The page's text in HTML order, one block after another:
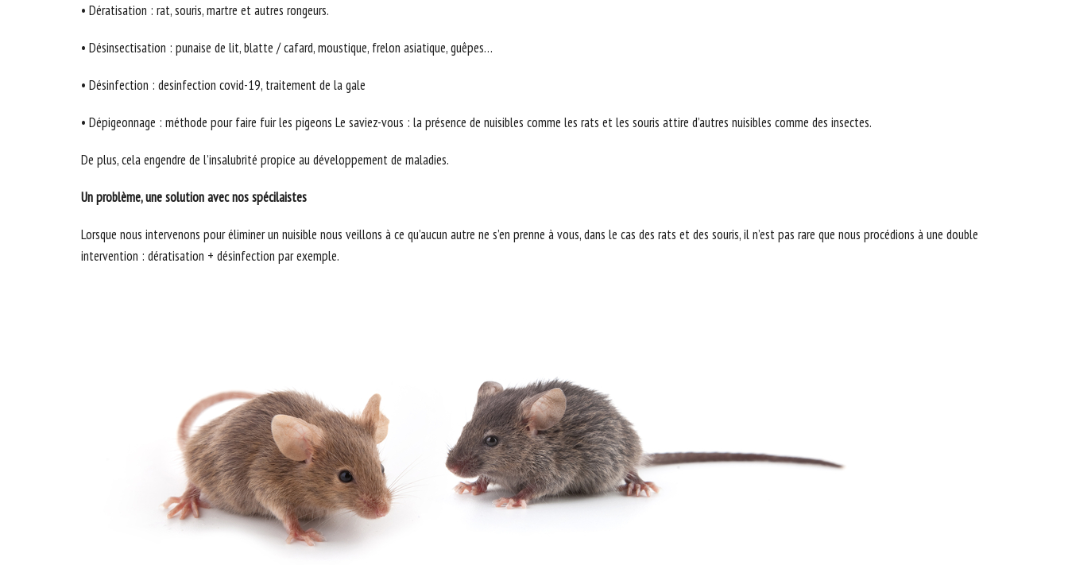
• Dératisation : rat, souris, martre et autres rongeurs.
• Désinsectisation : punaise de lit, blatte / cafard, moustique, frelon asiatique, guêpes…
• Désinfection : desinfection covid-19, traitement de la gale
• Dépigeonnage : méthode pour faire fuir les pigeons Le saviez-vous : la présence de nuisibles comme les rats et les souris attire d’autres nuisibles comme des insectes.
De plus, cela engendre de l’insalubrité propice au développement de maladies.
Un problème, une solution avec nos spécilaistes
Lorsque nous intervenons pour éliminer un nuisible nous veillons à ce qu’aucun autre ne s’en prenne à vous, dans le cas des rats et des souris, il n’est pas rare que nous procédions à une double
intervention : dératisation + désinfection par exemple.